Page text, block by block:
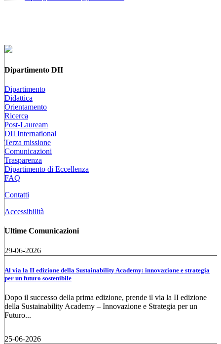
Dipartimento DII
Dipartimento
Didattica
Orientamento
Ricerca
Post-Lauream
DII International
Terza missione
Comunicazioni
Trasparenza
Dipartimento di Eccellenza
FAQ
Contatti
Accessibilità
Ultime Comunicazioni
29-06-2026
Al via la II edizione della Sustainability Academy: innovazione e strategia
per un futuro sostenibile
Dopo il successo della prima edizione, prende il via la II edizione
della Sustainability Academy – Innovazione e Strategia per un
Futuro...
25-06-2026